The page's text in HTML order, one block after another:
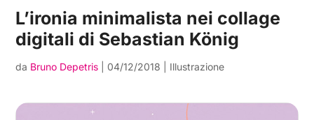
L’ironia minimalista nei collage
digitali di Sebastian König
da Bruno Depetris 04/12/2018 Illustrazione